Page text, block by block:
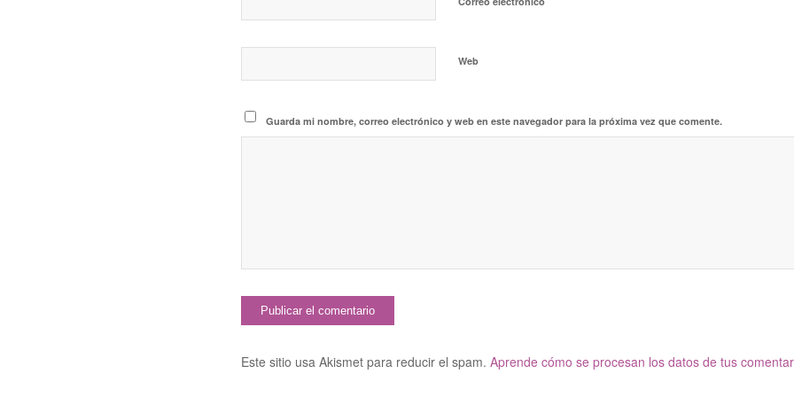
Web
Guarda mi nombre, correo electrónico y web en este navegador para la próxima vez que comente.
Este sitio usa Akismet para reducir el spam. Aprende cómo se procesan los datos de tus